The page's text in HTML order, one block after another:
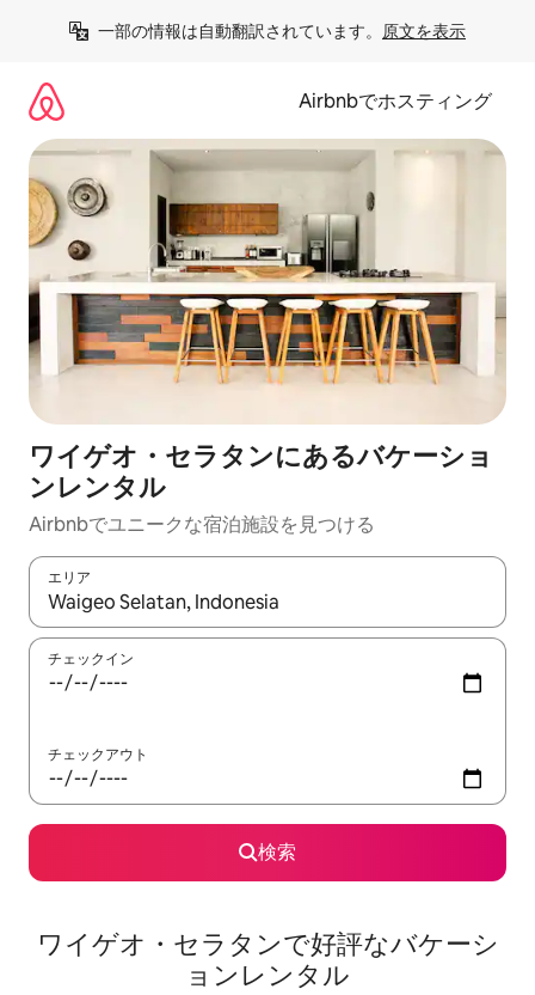
一部の情報は自動翻訳されています。 原文を表示
Airbnbでホスティング
ワイゲオ・セラタンにあるバケーショ
ンレンタル
Airbnbでユニークな宿泊施設を見つける
エリア
検索結果が表示されたら、上下の矢印キーを使って移動するか
チェックイン
チェックアウト
検索
ワイゲオ・セラタンで好評なバケーシ
ョンレンタル